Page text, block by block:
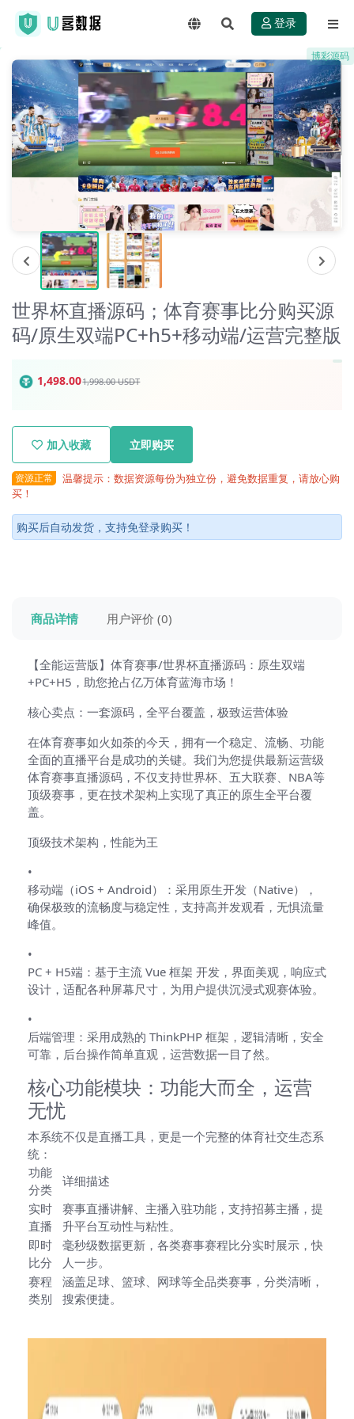
登录
世界杯直播源码；体育赛事比分购买源
码/原生双端PC+h5+移动端/运营完整版
1,498.001,998.00USDT
博彩源码
加入收藏 立即购买
资源正常
温馨提示：数据资源每份为独立份，避免数据重复，请放心购
买！
购买后自动发货，支持免登录购买！
商品详情 用户评价 (0)
【全能运营版】体育赛事/世界杯直播源码：原生双端
+PC+H5，助您抢占亿万体育蓝海市场！
核心卖点：一套源码，全平台覆盖，极致运营体验
在体育赛事如火如荼的今天，拥有一个稳定、流畅、功能
全面的直播平台是成功的关键。我们为您提供最新运营级
体育赛事直播源码，不仅支持世界杯、五大联赛、NBA等
顶级赛事，更在技术架构上实现了真正的原生全平台覆
盖。
顶级技术架构，性能为王
•
移动端（iOS + Android）：采用原生开发（Native），
确保极致的流畅度与稳定性，支持高并发观看，无惧流量
峰值。
•
PC + H5端：基于主流 Vue 框架 开发，界面美观，响应式
设计，适配各种屏幕尺寸，为用户提供沉浸式观赛体验。
•
后端管理：采用成熟的 ThinkPHP 框架，逻辑清晰，安全
可靠，后台操作简单直观，运营数据一目了然。
核心功能模块：功能大而全，运营
无忧
本系统不仅是直播工具，更是一个完整的体育社交生态系
统 ：
功能
分类
详细描述
实时
直播
赛事直播讲解、主播入驻功能，支持招募主播，提
升平台互动性与粘性。
即时
比分
毫秒级数据更新，各类赛事赛程比分实时展示，快
人一步。
赛程
类别
涵盖足球、篮球、网球等全品类赛事，分类清晰，
搜索便捷。